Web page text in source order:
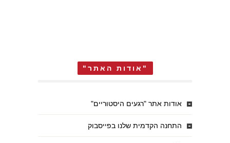
"אודות האתר"
אודות אתר "רגעים היסטוריים"
התחנה הקדמית שלנו בפייסבוק